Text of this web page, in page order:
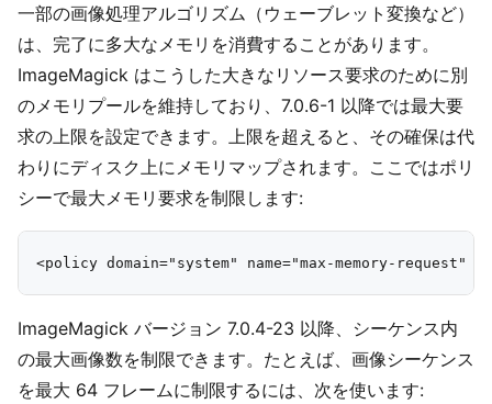
一部の画像処理アルゴリズム（ウェーブレット変換など）
は、完了に多大なメモリを消費することがあります。
ImageMagick はこうした大きなリソース要求のために別
のメモリプールを維持しており、7.0.6-1 以降では最大要
求の上限を設定できます。上限を超えると、その確保は代
わりにディスク上にメモリマップされます。ここではポリ
シーで最大メモリ要求を制限します:
ImageMagick バージョン 7.0.4-23 以降、シーケンス内
の最大画像数を制限できます。たとえば、画像シーケンス
を最大 64 フレームに制限するには、次を使います: